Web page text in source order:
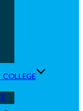
COLLEGE